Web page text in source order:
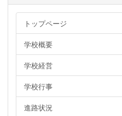
トップページ
学校概要
学校経営
学校行事
進路状況